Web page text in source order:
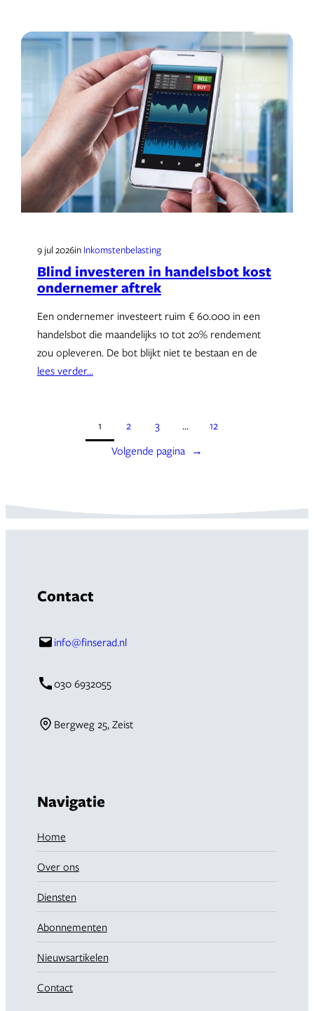
9 jul 2026in Inkomstenbelasting
Blind investeren in handelsbot kost
ondernemer aftrek
Een ondernemer investeert ruim € 60.000 in een
handelsbot die maandelijks 10 tot 20% rendement
zou opleveren. De bot blijkt niet te bestaan en de
lees verder…
1 2 3 …
12
Volgende pagina →
Contact
info@finserad.nl
030 6932055
Bergweg 25, Zeist
Navigatie
Home
Over ons
Diensten
Abonnementen
Nieuwsartikelen
Contact